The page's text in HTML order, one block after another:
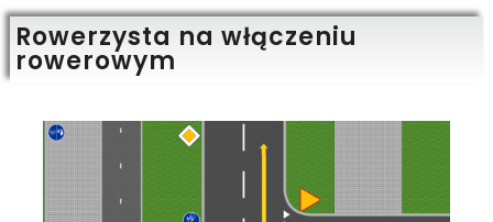
Rowerzysta na włączeniu
rowerowym